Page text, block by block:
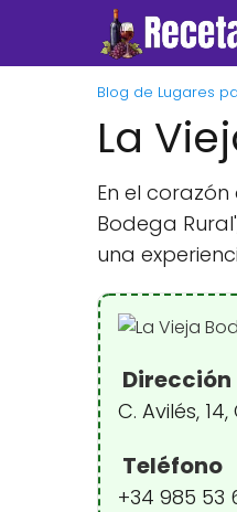
Blog de Lugares
La
En el
Bodega
una
Dirección
C. Avilés,
Teléfono
+34 985 53